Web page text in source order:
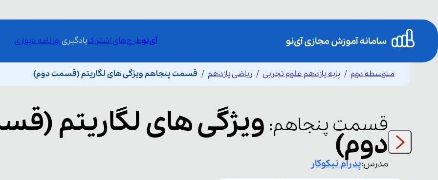
آی‌نوطرح‌های اشتراکیادگیریروزنامه دیواری
متوسطه دوم پایه یازدهم علوم تجربی ریاضی یازدهم قسمت پنجاهم ویژگی های لگاریتم (قسمت دوم)
قسمت پنجاهم: ویژگی های لگاریتم
دوم)
مدرس:پدرامنیکوکار